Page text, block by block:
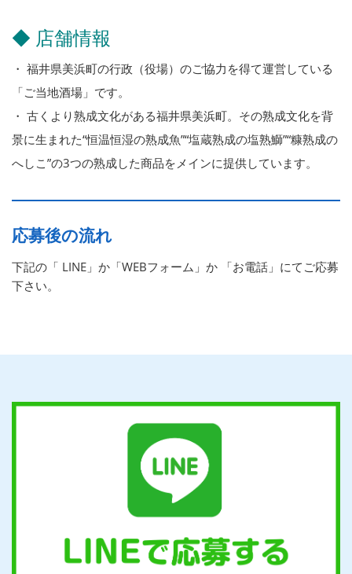
◆ 店舗情報
・ 福井県美浜町の行政（役場）のご協力を得て運営している
「ご当地酒場」です。
・ 古くより熟成文化がある福井県美浜町。その熟成文化を背
景に生まれた“恒温恒湿の熟成魚”“塩蔵熟成の塩熟鰤”“糠熟成の
へしこ”の3つの熟成した商品をメインに提供しています。
応募後の流れ
下記の「 LINE」か「WEBフォーム」か 「お電話」にてご応募
下さい。